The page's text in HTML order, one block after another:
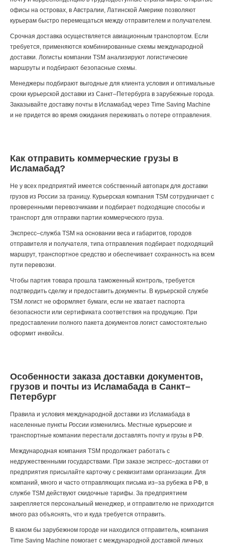
офисы на островах, в Австралии, Латинской Америке позволяют
курьерам быстро перемещаться между отправителем и получателем.
Срочная доставка осуществляется авиационным транспортом. Если
требуется, применяются комбинированные схемы международной
доставки. Логисты компании TSM анализируют логистические
маршруты и подбирают безопасные схемы.
Менеджеры подбирают выгодные для клиента условия и оптимальные
сроки курьерской доставки из Санкт–Петербурга в зарубежные города.
Заказывайте доставку почты в Исламабад через Time Saving Machine
и не придется во время ожидания переживать о потере отправления.
Как отправить коммерческие грузы в
Исламабад?
Не у всех предприятий имеется собственный автопарк для доставки
грузов из России за границу. Курьерская компания TSM сотрудничает с
проверенными перевозчиками и подбирает подходящие способы и
транспорт для отправки партии коммерческого груза.
Экспресс–служба TSM на основании веса и габаритов, городов
отправителя и получателя, типа отправления подбирает подходящий
маршрут, транспортное средство и обеспечивает сохранность на всем
пути перевозки.
Чтобы партия товара прошла таможенный контроль, требуется
подтвердить сделку и предоставить документы. В курьерской службе
TSM логист не оформляет бумаги, если не хватает паспорта
безопасности или сертификата соответствия на продукцию. При
предоставлении полного пакета документов логист самостоятельно
оформит инвойсы.
Особенности заказа доставки документов,
грузов и почты из Исламабада в Санкт–
Петербург
Правила и условия международной доставки из Исламабада в
населенные пункты России изменились. Местные курьерские и
транспортные компании перестали доставлять почту и грузы в РФ.
Международная компания TSM продолжает работать с
недружественными государствами. При заказе экспресс–доставки от
предприятия присылайте карточку с реквизитами организации. Для
компаний, много и часто отправляющих письма из–за рубежа в РФ, в
службе TSM действуют скидочные тарифы. За предприятием
закрепляется персональный менеджер, и отправителю не приходится
много раз объяснять, что и куда требуется отправить.
В каком бы зарубежном городе ни находился отправитель, компания
Time Saving Machine помогает с международной доставкой личных